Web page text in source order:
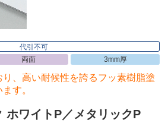
代引不可
両面 3mm厚
、高い耐候性を誇るフッ素樹脂塗
す。
ホワイトP／メタリックP